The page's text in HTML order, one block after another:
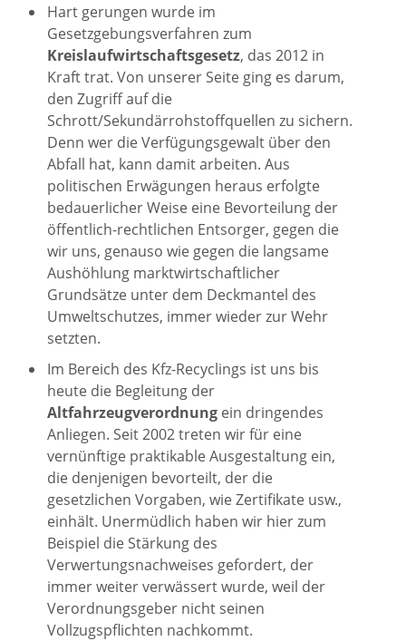
Hart gerungen wurde im
Gesetzgebungsverfahren zum
Kreislaufwirtschaftsgesetz, das 2012 in
Kraft trat. Von unserer Seite ging es darum,
den Zugriff auf die
Schrott/Sekundärrohstoffquellen zu sichern.
Denn wer die Verfügungsgewalt über den
Abfall hat, kann damit arbeiten. Aus
politischen Erwägungen heraus erfolgte
bedauerlicher Weise eine Bevorteilung der
öffentlich-rechtlichen Entsorger, gegen die
wir uns, genauso wie gegen die langsame
Aushöhlung marktwirtschaftlicher
Grundsätze unter dem Deckmantel des
Umweltschutzes, immer wieder zur Wehr
setzten.
Im Bereich des Kfz-Recyclings ist uns bis
heute die Begleitung der
Altfahrzeugverordnung ein dringendes
Anliegen. Seit 2002 treten wir für eine
vernünftige praktikable Ausgestaltung ein,
die denjenigen bevorteilt, der die
gesetzlichen Vorgaben, wie Zertifikate usw.,
einhält. Unermüdlich haben wir hier zum
Beispiel die Stärkung des
Verwertungsnachweises gefordert, der
immer weiter verwässert wurde, weil der
Verordnungsgeber nicht seinen
Vollzugspflichten nachkommt.